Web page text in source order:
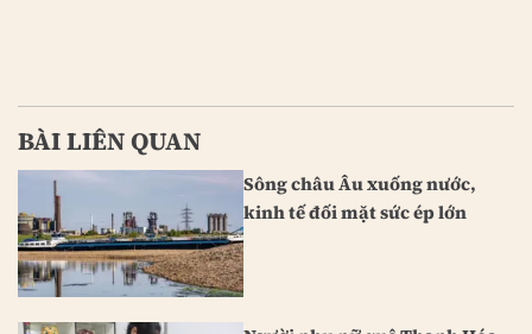
BÀI LIÊN QUAN
Sông châu Âu xuống nước,
kinh tế đối mặt sức ép lớn